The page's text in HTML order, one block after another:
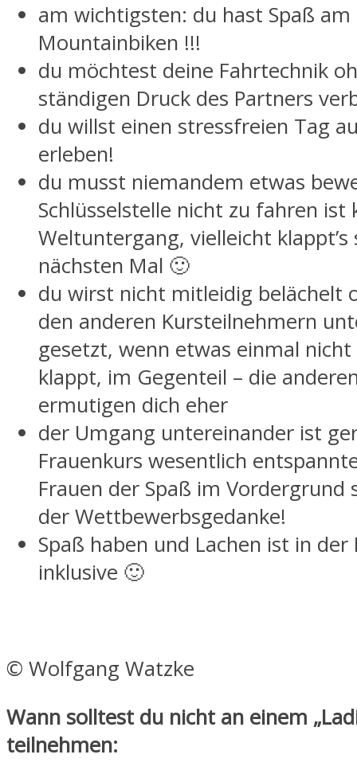
am wichtigsten: du hast Spaß am
Mountainbiken !!!
du möchtest deine Fahrtechnik
ständigen Druck des Partners
du willst einen stressfreien Tag
erleben!
du musst niemandem etwas
Schlüsselstelle nicht zu fahren ist
Weltuntergang, vielleicht klappt’s
nächsten Mal 🙂
du wirst nicht mitleidig belächelt
den anderen Kursteilnehmern
gesetzt, wenn etwas einmal
klappt, im Gegenteil – die
ermutigen dich eher
der Umgang untereinander ist
Frauenkurs wesentlich
Frauen der Spaß im Vordergrund
der Wettbewerbsgedanke!
Spaß haben und Lachen ist in der
inklusive 🙂
© Wolfgang Watzke
Wann solltest du nicht an einem
teilnehmen: